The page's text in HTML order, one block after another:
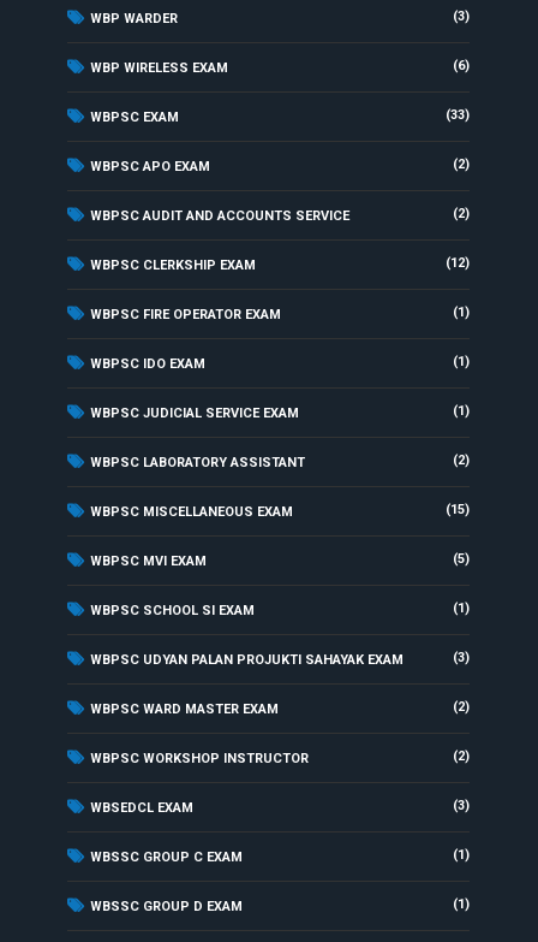
WBP WARDER (3)
WBP WIRELESS EXAM (6)
WBPSC EXAM (33)
WBPSC APO EXAM (2)
WBPSC AUDIT AND ACCOUNTS SERVICE (2)
WBPSC CLERKSHIP EXAM (12)
WBPSC FIRE OPERATOR EXAM (1)
WBPSC IDO EXAM (1)
WBPSC JUDICIAL SERVICE EXAM (1)
WBPSC LABORATORY ASSISTANT (2)
WBPSC MISCELLANEOUS EXAM (15)
WBPSC MVI EXAM (5)
WBPSC SCHOOL SI EXAM (1)
WBPSC UDYAN PALAN PROJUKTI SAHAYAK EXAM (3)
WBPSC WARD MASTER EXAM (2)
WBPSC WORKSHOP INSTRUCTOR (2)
WBSEDCL EXAM (3)
WBSSC GROUP C EXAM (1)
WBSSC GROUP D EXAM (1)